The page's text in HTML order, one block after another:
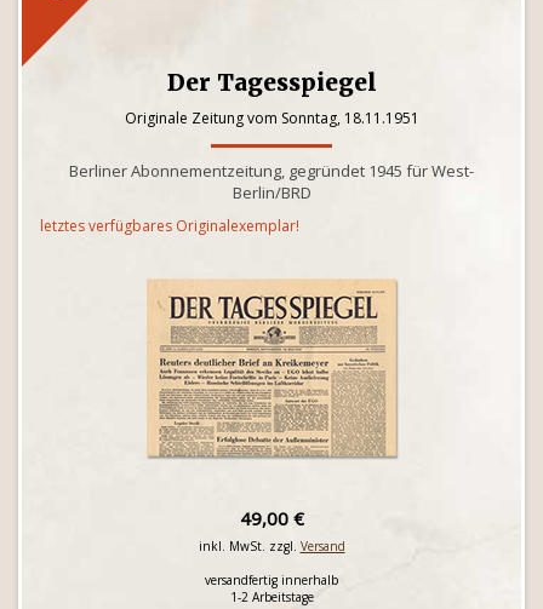
Der Tagesspiegel
Originale Zeitung vom Sonntag, 18.11.1951
Berliner Abonnementzeitung, gegründet 1945 für West-
Berlin/BRD
letztes verfügbares Originalexemplar!
49,00 €
inkl. MwSt. zzgl. Versand
versandfertig innerhalb
1-2 Arbeitstage